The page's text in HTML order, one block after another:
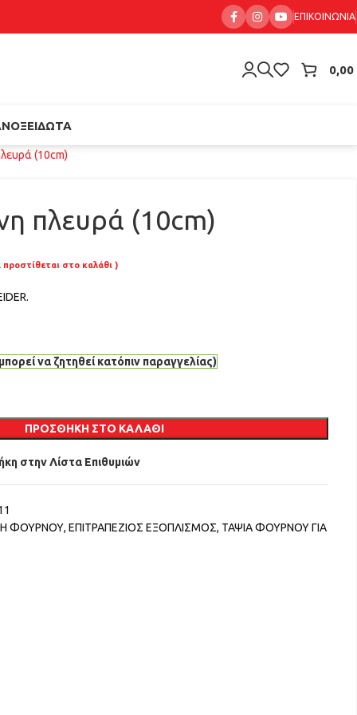
ΕΠΙΚΟΙΝΩΝΊΑ
0,00
(10cm)
πλευρά (10cm)
στο καλάθι )
να ζητηθεί κατόπιν παραγγελίας)
ΠΡΟΣΘΉΚΗ ΣΤΟ ΚΑΛΆΘΙ
στην Λίστα Επιθυμιών
ΦΟΥΡΝΟΥ, ΕΠΙΤΡΑΠΕΖΙΟΣ ΕΞΟΠΛΙΣΜΟΣ, ΤΑΨΙΑ ΦΟΥΡΝΟΥ ΓΙΑ